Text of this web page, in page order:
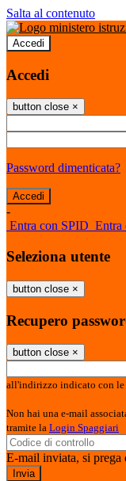
Salta al contenuto
Accedi
Accedi
button close ×
Password dimenticata?
-
Entra con SPID Entra
Seleziona utente
button close ×
Recupero
button close ×
all'indirizzo indicato con le
Non hai una e-mail
tramite la Login Spaggiari
E-mail inviata, si prega